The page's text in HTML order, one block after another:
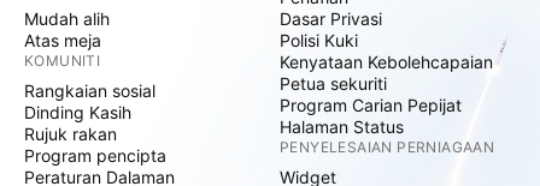
Mudah alih
Atas meja
KOMUNITI
Rangkaian sosial
Dinding Kasih
Rujuk rakan
Program pencipta
Peraturan Dalaman
Dasar Privasi
Polisi Kuki
Kenyataan Kebolehcapaian
Petua sekuriti
Program Carian Pepijat
Halaman Status
PENYELESAIAN PERNIAGAAN
Widget